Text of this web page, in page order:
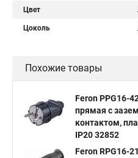
Цвет
Цоколь
Похожие товары
Feron PPG16-
прямая с
контактом,
IP20 32852
Feron RPG16-